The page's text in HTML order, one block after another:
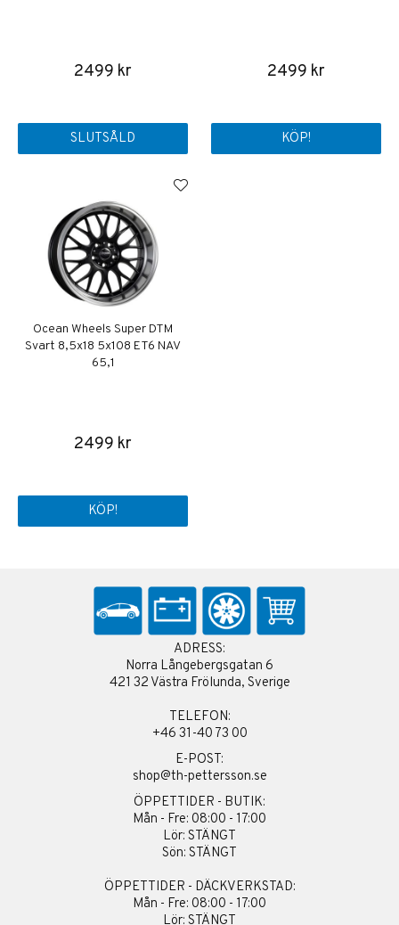
2499 kr
SLUTSÅLD
2499 kr
KÖP!
Ocean Wheels Super DTM
Svart 8,5x18 5x108 ET6 NAV
65,1
2499 kr
KÖP!
ADRESS:
Norra Långebergsgatan 6
421 32 Västra Frölunda, Sverige
TELEFON:
+46 31-40 73 00
E-POST:
shop@th-pettersson.se
ÖPPETTIDER - BUTIK:
Mån - Fre: 08:00 - 17:00
Lör: STÄNGT
Sön: STÄNGT
ÖPPETTIDER - DÄCKVERKSTAD:
Mån - Fre: 08:00 - 17:00
Lör: STÄNGT